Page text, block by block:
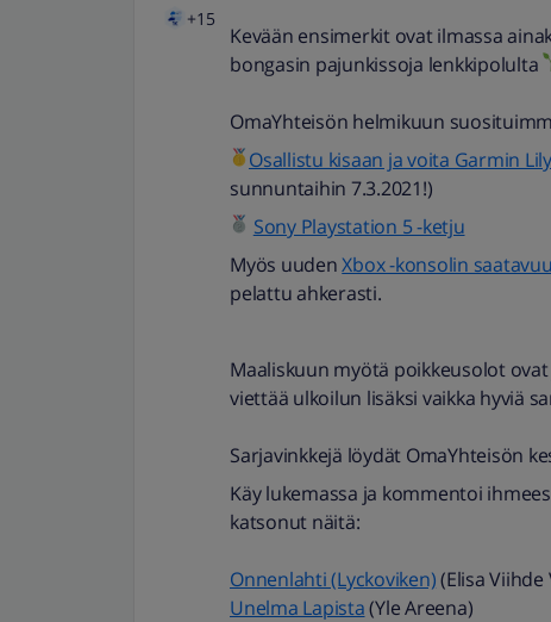
+15
Kevään ensimerkit ovat ilmassa
bongasin pajunkissoja lenkkipolulta
OmaYhteisön helmikuun
Osallistu kisaan ja voita Garmin Lily
sunnuntaihin 7.3.2021!)
Sony Playstation 5 -ketju
Myös uudenXbox -konsolin
pelattu ahkerasti.
Maaliskuun myötä poikkeusolot
viettää ulkoilun lisäksi vaikka hyviä
Sarjavinkkejä löydät OmaYhteisön
Käy lukemassa ja kommentoi
katsonut näitä:
Onnenlahti (Lyckoviken)(Elisa Viihde
Unelma Lapista(Yle Areena)